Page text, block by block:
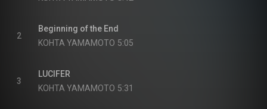
2
Beginning of the End
KOHTA YAMAMOTO 5:05
3
LUCIFER
KOHTA YAMAMOTO 5:31